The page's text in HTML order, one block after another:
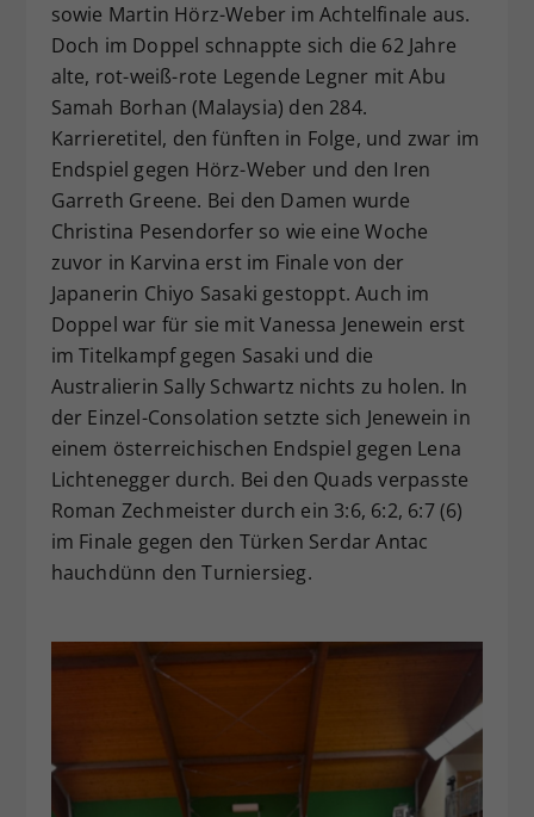
sowie Martin Hörz-Weber im Achtelfinale aus.
Doch im Doppel schnappte sich die 62 Jahre
alte, rot-weiß-rote Legende Legner mit Abu
Samah Borhan (Malaysia) den 284.
Karrieretitel, den fünften in Folge, und zwar im
Endspiel gegen Hörz-Weber und den Iren
Garreth Greene. Bei den Damen wurde
Christina Pesendorfer so wie eine Woche
zuvor in Karvina erst im Finale von der
Japanerin Chiyo Sasaki gestoppt. Auch im
Doppel war für sie mit Vanessa Jenewein erst
im Titelkampf gegen Sasaki und die
Australierin Sally Schwartz nichts zu holen. In
der Einzel-Consolation setzte sich Jenewein in
einem österreichischen Endspiel gegen Lena
Lichtenegger durch. Bei den Quads verpasste
Roman Zechmeister durch ein 3:6, 6:2, 6:7 (6)
im Finale gegen den Türken Serdar Antac
hauchdünn den Turniersieg.